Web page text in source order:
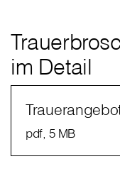
im Detail
pdf, 5 MB